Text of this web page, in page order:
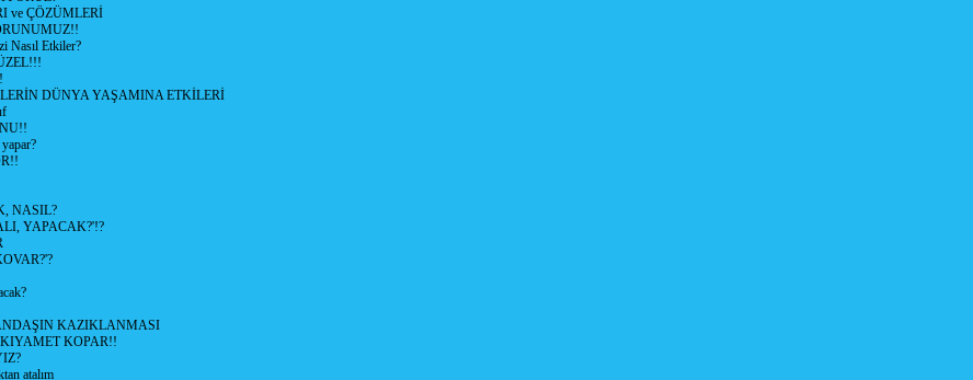
ve ÇÖZÜMLERİ
Nasıl Etkiler?
DÜNYA YAŞAMINA ETKİLERİ
NASIL?
YAPACAK?'!?
KAZIKLANMASI
KOPAR!!
atalım